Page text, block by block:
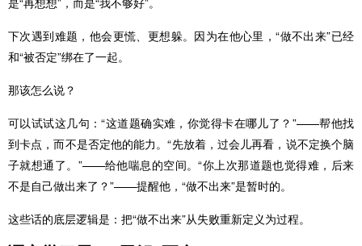
下次遇到难题，他会更慌、更想躲。因为在他心里，“做不出来”已经
和“被否定”绑在了一起。
那该怎么说？
可以试试这几句：“这道题确实难，你觉得卡在哪儿了？”——帮他找
到卡点，而不是否定他的能力。“先放着，过会儿再看，说不定换个脑
子就想通了。”——给他喘息的空间。“你上次那道题也觉得难，后来
不是自己做出来了？”——提醒他，“做不出来”是暂时的。
这些话的底层逻辑是：把“做不出来”从失败重新定义为过程。